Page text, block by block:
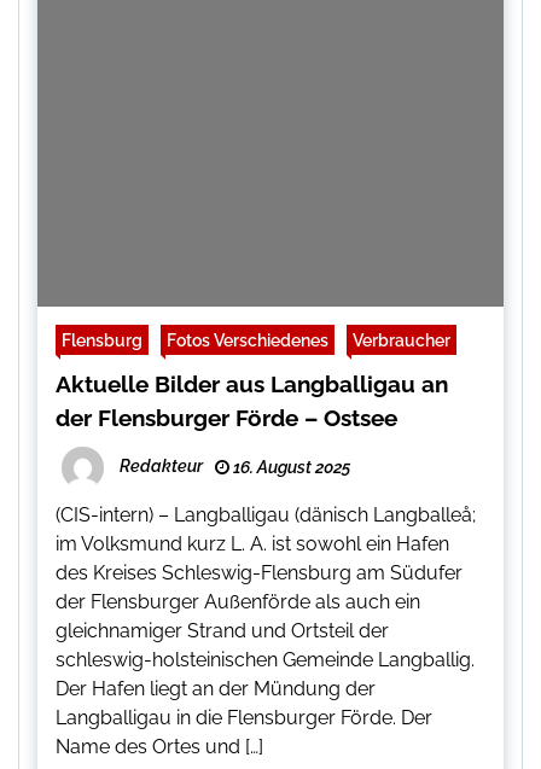
Flensburg Fotos Verschiedenes Verbraucher
Aktuelle Bilder aus Langballigau an
der Flensburger Förde – Ostsee
Redakteur 16. August 2025
(CIS-intern) – Langballigau (dänisch Langballeå;
im Volksmund kurz L. A. ist sowohl ein Hafen
des Kreises Schleswig-Flensburg am Südufer
der Flensburger Außenförde als auch ein
gleichnamiger Strand und Ortsteil der
schleswig-holsteinischen Gemeinde Langballig.
Der Hafen liegt an der Mündung der
Langballigau in die Flensburger Förde. Der
Name des Ortes und […]